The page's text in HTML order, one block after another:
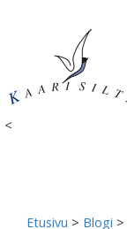
<
Etusivu > Blogi >